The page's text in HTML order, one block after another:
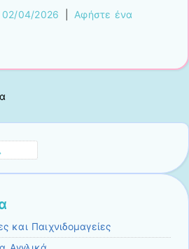
02/04/2026
Αφήστε ένα
και Παιχνιδομαγείες